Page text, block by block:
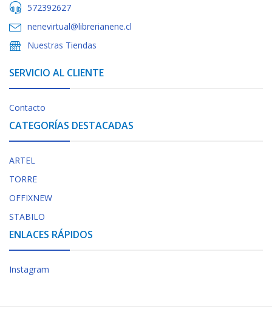
572392627
nenevirtual@librerianene.cl
Nuestras Tiendas
SERVICIO AL CLIENTE
Contacto
CATEGORÍAS DESTACADAS
ARTEL
TORRE
OFFIXNEW
STABILO
ENLACES RÁPIDOS
Instagram